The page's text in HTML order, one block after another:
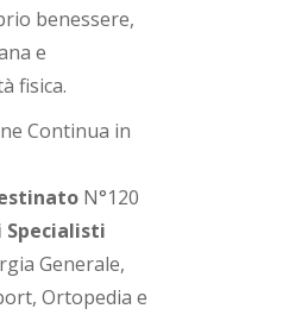
benessere,
e
fisica.
Continua in
N°120
Specialisti
Generale,
Ortopedia e